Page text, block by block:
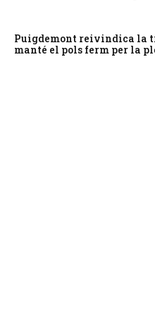
Puigdemont reivindica la
manté el pols ferm per la